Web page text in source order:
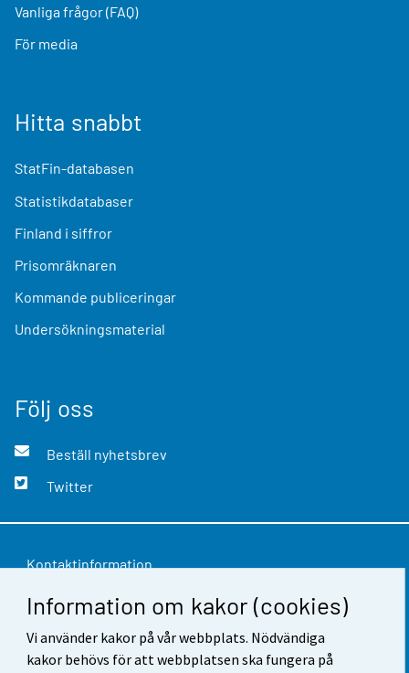
Information om kakor (cookies)
Vi använder kakor på vår webbplats. Nödvändiga
kakor behövs för att webbplatsen ska fungera på
Vanliga frågor (FAQ)
För media
Hitta snabbt
StatFin-databasen
Statistikdatabaser
Finland i siffror
Prisomräknaren
Kommande publiceringar
Undersökningsmaterial
Följ oss
Beställ nyhetsbrev
Twitter
Kontaktinformation
Respons
Användarvillkor